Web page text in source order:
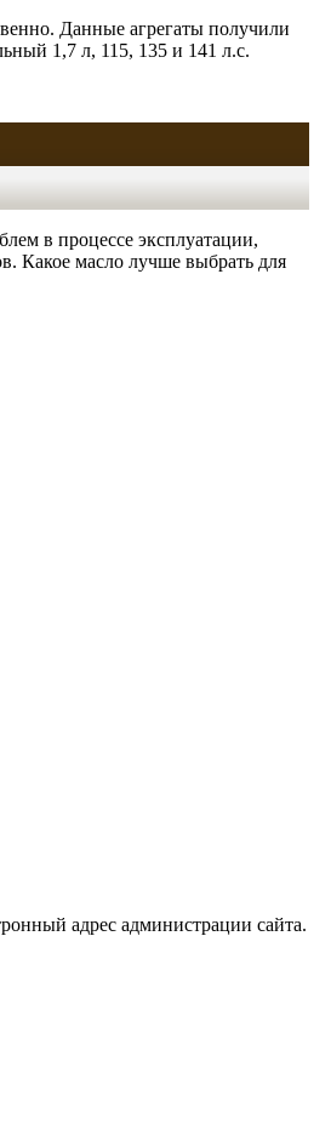
Данные агрегаты получили
1,7 л, 115, 135 и 141 л.с.
в процессе эксплуатации,
Какое масло лучше выбрать для
адрес администрации сайта.